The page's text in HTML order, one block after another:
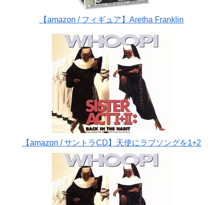
【amazon / フィギュア】Aretha Franklin
【amazon / サントラCD】天使にラブソングを1+2